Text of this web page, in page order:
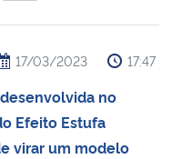
Humanos
17/03/2023 17:47
no
Efeito Estufa
virar um modelo